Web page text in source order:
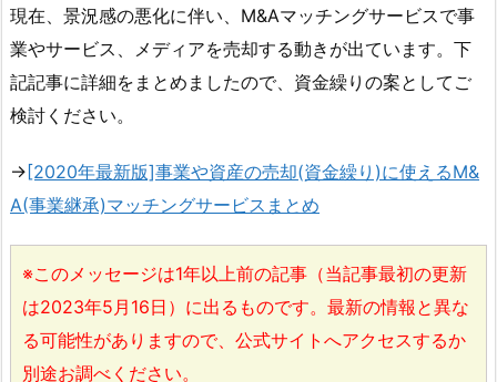
現在、景況感の悪化に伴い、M&Aマッチングサービスで事
業やサービス、メディアを売却する動きが出ています。下
記記事に詳細をまとめましたので、資金繰りの案としてご
検討ください。
→ [2020年最新版]事業や資産の売却(資金繰り)に使えるM&
A(事業継承)マッチングサービスまとめ
※このメッセージは1年以上前の記事（当記事最初の更新
は2023年5月16日）に出るものです。最新の情報と異な
る可能性がありますので、公式サイトへアクセスするか
別途お調べください。